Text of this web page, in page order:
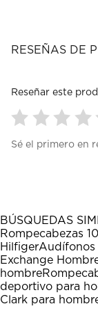
RESEÑAS DE
Reseñar este
para
1
estrella
Esta
acción
abrirá
el
formulario
de
para
estrellas.
Esta
acción
abrirá
el
formulario
de
para
estrellas.
Esta
acción
abrirá
el
de
para
Esta
el
de
Sé el primero en
BÚSQUEDAS
Rompecabezas
HilfigerAudífonos
Exchange
hombre
deportivo para
Clark para